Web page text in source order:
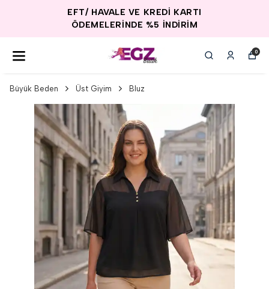
EFT/ HAVALE VE KREDİ KARTI
ÖDEMELERİNDE %5 İNDİRİM
0
Büyük Beden Üst Giyim Bluz